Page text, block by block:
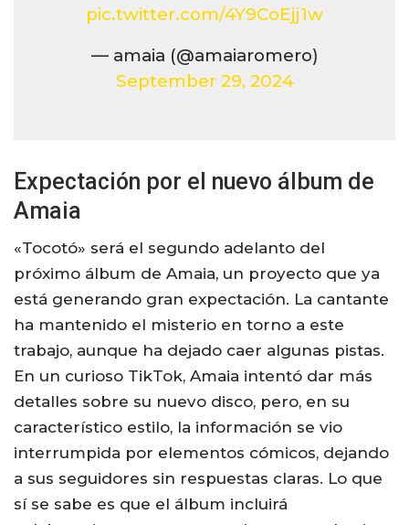
pic.twitter.com/4Y9CoEjj1w
— amaia (@amaiaromero)
September 29, 2024
Expectación por el nuevo álbum de
Amaia
«Tocotó» será el segundo adelanto del
próximo álbum de Amaia, un proyecto que ya
está generando gran expectación. La cantante
ha mantenido el misterio en torno a este
trabajo, aunque ha dejado caer algunas pistas.
En un curioso TikTok, Amaia intentó dar más
detalles sobre su nuevo disco, pero, en su
característico estilo, la información se vio
interrumpida por elementos cómicos, dejando
a sus seguidores sin respuestas claras. Lo que
sí se sabe es que el álbum incluirá